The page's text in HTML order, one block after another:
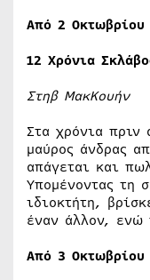
Από 2
12 Χρόνια
Στηβ ΜακΚουήν
Στα χρόνια πριν
μαύρος άνδρας
απάγεται και
Υπομένοντας τη
ιδιοκτήτη,
έναν άλλον, ενώ
Από 3 Οκτωβρίου